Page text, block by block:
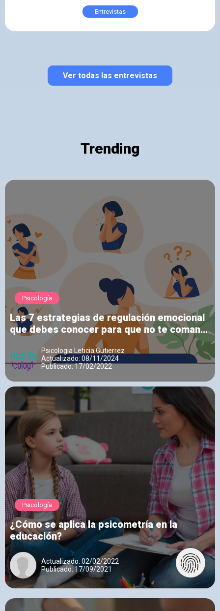
Entrevistas
Ver todas las entrevistas
Trending
Psicología
Las 7 estrategias de regulación emocional
que debes conocer para que no te coman
tus sentimientos
Psicologia Leticia Gutierrez
Actualizado: 08/11/2024
Publicado: 17/02/2022
Psicología
¿Cómo se aplica la psicometría en la
educación?
Actualizado: 02/02/2022
Publicado: 17/09/2021